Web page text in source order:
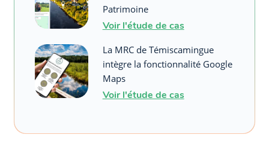
Patrimoine
Voir l'étude de cas
La MRC de Témiscamingue
intègre la fonctionnalité Google
Maps
Voir l'étude de cas